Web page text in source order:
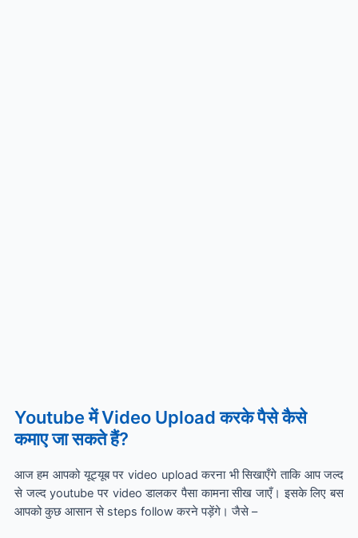
Youtube में Video Upload करके पैसे कैसे
कमाए जा सकते हैं?
आज हम आपको यूट्यूब पर video upload करना भी सिखाएँगे ताकि आप जल्द
से जल्द youtube पर video डालकर पैसा कामना सीख जाएँ। इसके लिए बस
आपको कुछ आसान से steps follow करने पड़ेंगे। जैसे –